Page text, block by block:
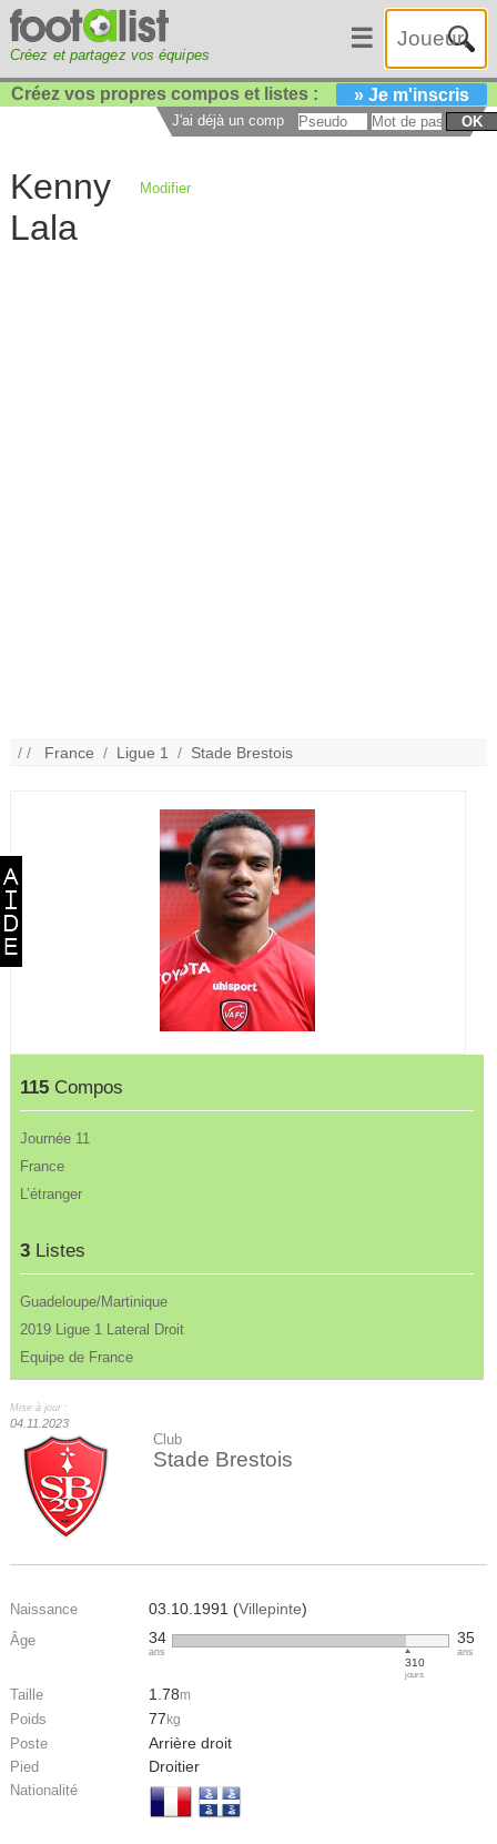
Créez et partagez vos équipes
☰
Créez vos propres compos et listes : » Je m'inscris
J'ai déjà un compte : OK
Kenny
Lala
Modifier
/ / France / Ligue 1 / Stade Brestois
115 Compos
Journée 11
France
L’étranger
3 Listes
Guadeloupe/Martinique
2019 Ligue 1 Lateral Droit
Equipe de France
Mise à jour :
04.11.2023
Club
Stade Brestois
Naissance 03.10.1991 (Villepinte)
Âge 34
ans
310
jours
35
ans
Taille 1.78m
Poids 77 kg
Poste Arrière droit
Pied Droitier
Nationalité